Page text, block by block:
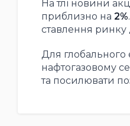
На тлі новини
приблизно на 2%
ставлення ринку
Для глобального
нафтогазовому
та посилювати